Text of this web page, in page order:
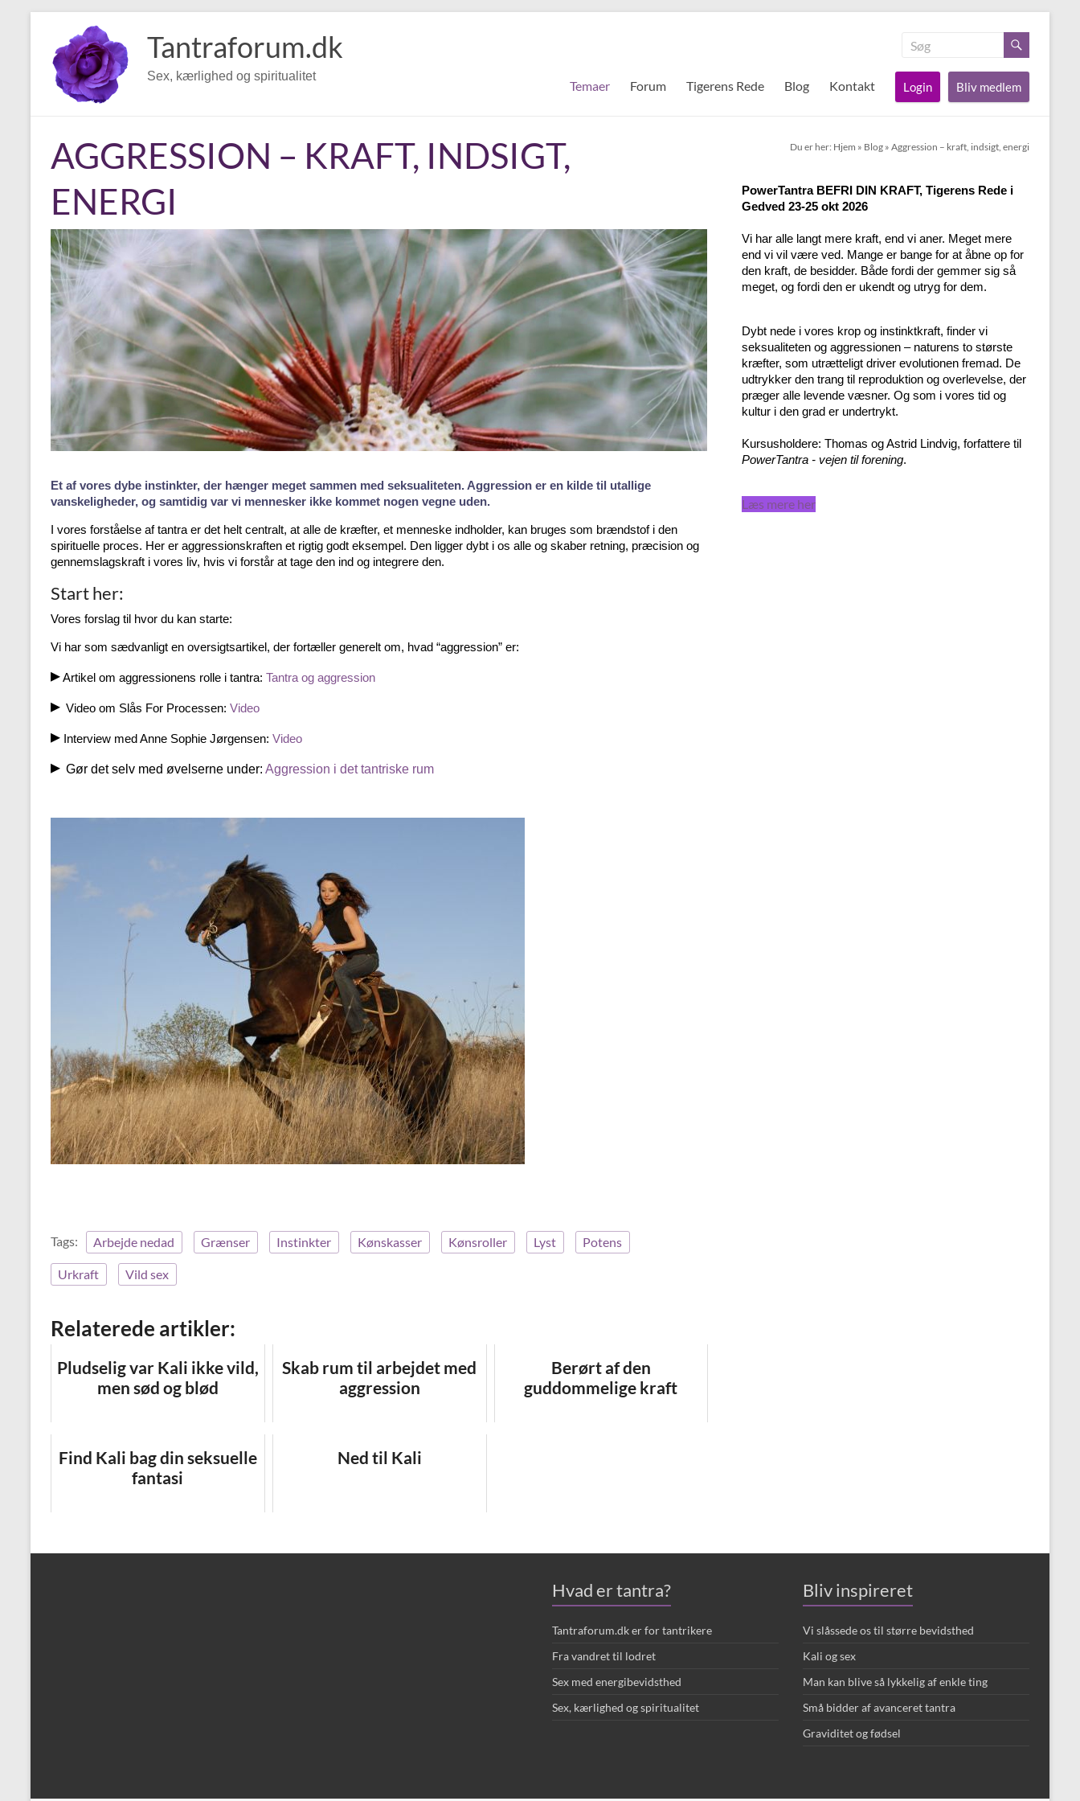
content
Tantraforum.dk
Sex, kærlighed og spiritualitet
Temaer Forum Tigerens Rede Blog Kontakt Login Bliv medlem
AGGRESSION – KRAFT, INDSIGT,
ENERGI
Du er her: Hjem » Blog » Aggression – kraft, indsigt, energi
Et af vores dybe instinkter, der hænger meget sammen med seksualiteten. Aggression er en kilde til utallige
vanskeligheder, og samtidig var vi mennesker ikke kommet nogen vegne uden.
I vores forståelse af tantra er det helt centralt, at alle de kræfter, et menneske indholder, kan bruges som brændstof i den
spirituelle proces. Her er aggressionskraften et rigtig godt eksempel. Den ligger dybt i os alle og skaber retning, præcision og
gennemslagskraft i vores liv, hvis vi forstår at tage den ind og integrere den.
Start her:
Vores forslag til hvor du kan starte:
Vi har som sædvanligt en oversigtsartikel, der fortæller generelt om, hvad “aggression” er:
▸Artikel om aggressionens rolle i tantra: Tantra og aggression
▸ Video om Slås For Processen: Video
▸ Interview med Anne Sophie Jørgensen: Video
▸ Gør det selv med øvelserne under: Aggression i det tantriske rum
Tags: Arbejde nedad Grænser Instinkter Kønskasser Kønsroller Lyst Potens
Urkraft Vild sex
Relaterede artikler:
Pludselig var Kali ikke vild,
men sød og blød
Skab rum til arbejdet med
aggression
Berørt af den
guddommelige kraft
Find Kali bag din seksuelle
fantasi
Ned til Kali
PowerTantra BEFRI DIN KRAFT, Tigerens Rede i
Gedved 23-25 okt 2026
Vi har alle langt mere kraft, end vi aner. Meget mere
end vi vil være ved. Mange er bange for at åbne op for
den kraft, de besidder. Både fordi der gemmer sig så
meget, og fordi den er ukendt og utryg for dem.
Dybt nede i vores krop og instinktkraft, finder vi
seksualiteten og aggressionen – naturens to største
kræfter, som utrætteligt driver evolutionen fremad. De
udtrykker den trang til reproduktion og overlevelse, der
præger alle levende væsner. Og som i vores tid og
kultur i den grad er undertrykt.
Kursusholdere: Thomas og Astrid Lindvig, forfattere til
PowerTantra - vejen til forening.
Læs mere her
Hvad er tantra?
Tantraforum.dk er for tantrikere
Fra vandret til lodret
Sex med energibevidsthed
Sex, kærlighed og spiritualitet
Bliv inspireret
Vi slåssede os til større bevidsthed
Kali og sex
Man kan blive så lykkelig af enkle ting
Små bidder af avanceret tantra
Graviditet og fødsel